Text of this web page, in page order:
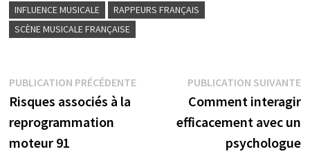
INFLUENCE MUSICALE
RAPPEURS FRANÇAIS
SCÈNE MUSICALE FRANÇAISE
Navigation
de
l’article
PUBLICATION PRÉCÉDENTEPublication
précédente :
Risques associés à la
reprogrammation
moteur 91
PUBLICATION SUIVANTE
Comment interagir
efficacement avec un
psychologue